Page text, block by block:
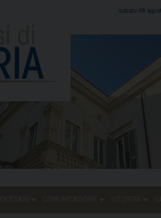
sabato 08